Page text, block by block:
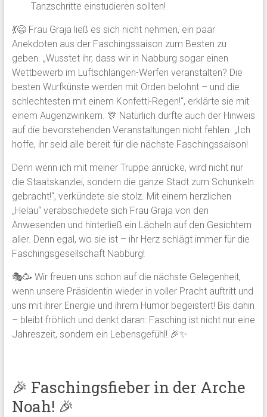
Tanzschritte einstudieren sollten!
💃😄 Frau Graja ließ es sich nicht nehmen, ein paar
Anekdoten aus der Faschingssaison zum Besten zu
geben. „Wusstet ihr, dass wir in Nabburg sogar einen
Wettbewerb im Luftschlangen-Werfen veranstalten? Die
besten Wurfkünste werden mit Orden belohnt – und die
schlechtesten mit einem Konfetti-Regen!“, erklärte sie mit
einem Augenzwinkern. 🎊 Natürlich durfte auch der Hinweis
auf die bevorstehenden Veranstaltungen nicht fehlen. „Ich
hoffe, ihr seid alle bereit für die nächste Faschingssaison!
Denn wenn ich mit meiner Truppe anrücke, wird nicht nur
die Staatskanzlei, sondern die ganze Stadt zum Schunkeln
gebracht!“, verkündete sie stolz. Mit einem herzlichen
„Helau“ verabschiedete sich Frau Graja von den
Anwesenden und hinterließ ein Lächeln auf den Gesichtern
aller. Denn egal, wo sie ist – ihr Herz schlägt immer für die
Faschingsgesellschaft Nabburg!
🎭🥳 Wir freuen uns schon auf die nächste Gelegenheit,
wenn unsere Präsidentin wieder in voller Pracht auftritt und
uns mit ihrer Energie und ihrem Humor begeistert! Bis dahin
– bleibt fröhlich und denkt daran: Fasching ist nicht nur eine
Jahreszeit, sondern ein Lebensgefühl! 🎉✨
🎉 Faschingsfieber in der Arche
Noah! 🎉